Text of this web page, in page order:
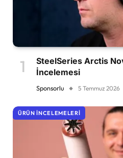
SteelSeries Arctis
İncelemesi
Sponsorlu 5 Temmuz 2026
ÜRÜN İNCELEMELERI